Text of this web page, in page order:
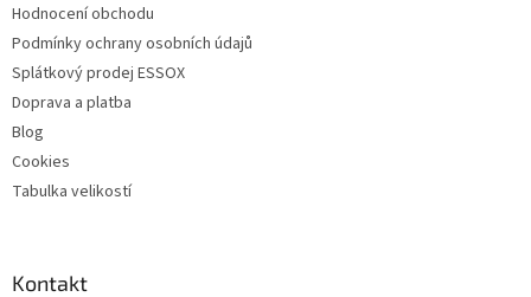
Hodnocení obchodu
Podmínky ochrany osobních údajů
Splátkový prodej ESSOX
Doprava a platba
Blog
Cookies
Tabulka velikostí
Kontakt